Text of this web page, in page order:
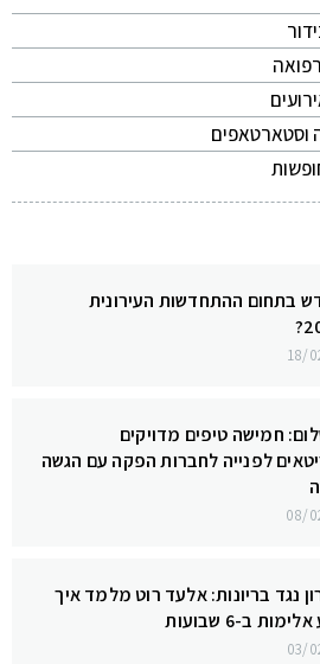
וסטארטאפים
בתחום ההתחדשות העירונית
18/
חמישה טיפים מדויקים
לפנייה לחברות הפקה עם הגשה
08/
נגד בריונות: אלעד רוט מלמד איך
ב-6 שבועות
03/